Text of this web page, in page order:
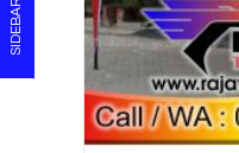
SIDEBAR